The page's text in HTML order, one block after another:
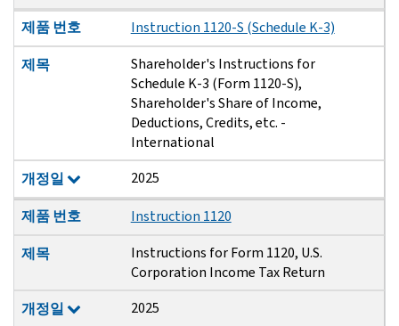
제품 번호
Instruction 1120-S (Schedule K-3)
제목
Shareholder's Instructions for
Schedule K-3 (Form 1120-S),
Shareholder's Share of Income,
Deductions, Credits, etc. -
International
개정일
2025
제품 번호
Instruction 1120
제목
Instructions for Form 1120, U.S.
Corporation Income Tax Return
개정일
2025